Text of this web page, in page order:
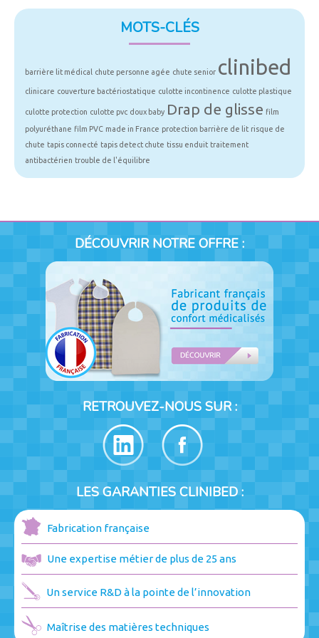
MOTS-CLÉS
barrière lit médical chute personne agée chute senior clinibed
clinicare couverture bactériostatique culotte incontinence culotte plastique
culotte protection culotte pvc doux baby Drap de glisse film
polyuréthane film PVC made in France protection barrière de lit risque de
chute tapis connecté tapis detect chute tissu enduit traitement
antibactérien trouble de l'équilibre
DÉCOUVRIR NOTRE OFFRE :
RETROUVEZ-NOUS SUR :
LES GARANTIES CLINIBED :
Fabrication française
Une expertise métier de plus de 25 ans
Un service R&D à la pointe de l’innovation
Maîtrise des matières techniques